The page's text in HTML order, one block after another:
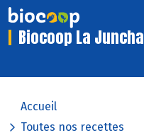
Biocoop La Juncha
Accueil
Toutes nos recettes